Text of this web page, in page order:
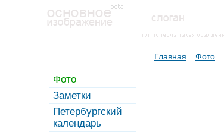
Фото
Заметки
Петербургский
календарь
Главная Фото